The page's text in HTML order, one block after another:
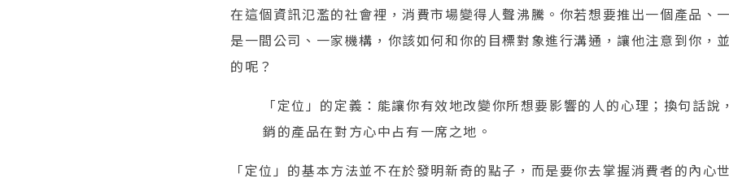
在這個資訊氾濫的社會裡，消費市場變得人聲沸騰。你若想要推出一個產品、
是一間公司、一家機構，你該如何和你的目標對象進行溝通，讓他注意到你，
的呢？
「定位」的定義：能讓你有效地改變你所想要影響的人的心理；換句話說
銷的產品在對方心中占有一席之地。
「定位」的基本方法並不在於發明新奇的點子，而是要你去掌握消費者的內心